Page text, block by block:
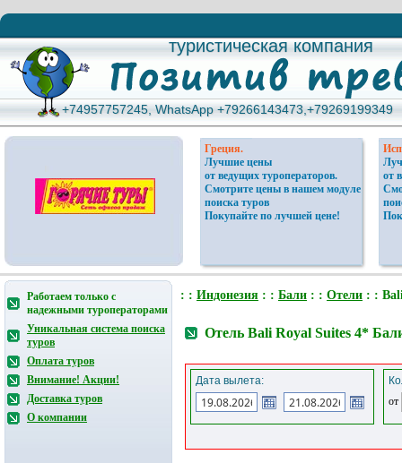
туристическая компания
туристическая компания
+74957757245, WhatsApp +79266143473,+79269199349
+74957757245, WhatsApp +79266143473,+79269199349
Греция.
Лучшие цены
от ведущих туроператоров.
Смотрите цены в нашем модуле
поиска туров
Покупайте по лучшей цене!
от
Работаем только с
надежными туроператорами
Уникальная система поиска
туров
Оплата туров
Внимание! Акции!
Доставка туров
О компании
: : Индонезия : : Бали : : Отели : :
Отель Bali Royal Suites 4*
Дата вылета:
от